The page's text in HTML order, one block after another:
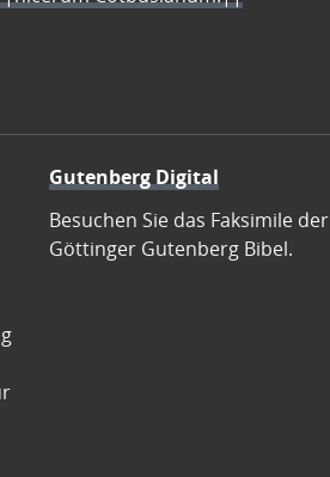
Gutenberg Digital
Besuchen Sie das Faksimile der
Göttinger Gutenberg Bibel.